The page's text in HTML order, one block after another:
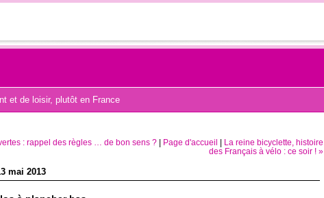
et de loisir, plutôt en France
: rappel des règles … de bon sens ? | Page d'accueil | La reine bicyclette, histoire
des Français à vélo : ce soir ! »
mai 2013